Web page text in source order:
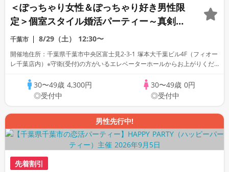
＜ぽっちゃり女性＆ぽっちゃり好き男性限
定＞個室スタイル婚活パーティー～真剣な
出会い～
千葉市 8/29（土） 12:30〜
開催地住所：千葉県千葉市中央区富士見2-3-1 塚本大千葉ビル4F（フィオー
レ千葉店内）※守衛(受付)の方がいるエレベーターホールからお上がりくだ
30〜49歳 4,300円
◎受付中
30〜49歳 0円
◎受付中
男性先行中!
先着割引